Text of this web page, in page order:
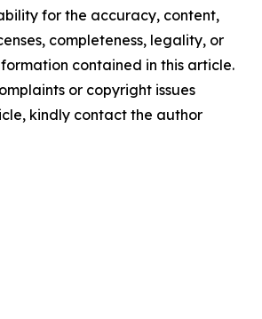
for the accuracy, content,
completeness, legality, or
contained in this article.
or copyright issues
kindly contact the author